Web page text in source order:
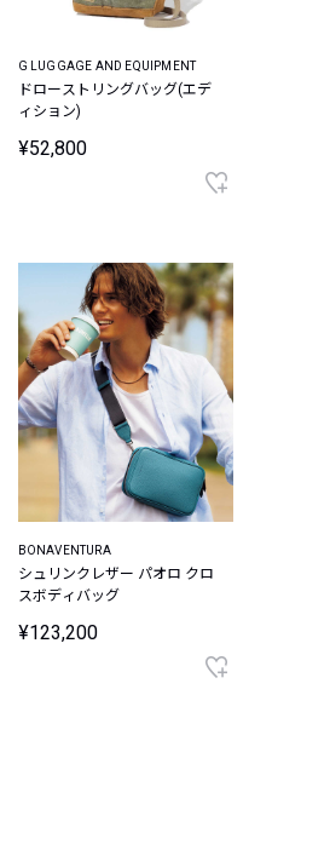
G LUGGAGE AND EQUIPMENT
ドローストリングバッグ(エデ
ィション)
¥52,800
BONAVENTURA
シュリンクレザー パオロ クロ
スボディバッグ
¥123,200